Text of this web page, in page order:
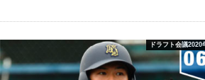
ドラフト会議2020